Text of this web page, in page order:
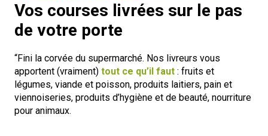
Vos courses livrées sur le pas
de votre porte
“Fini la corvée du supermarché. Nos livreurs vous
apportent (vraiment) tout ce qu’il faut : fruits et
légumes, viande et poisson, produits laitiers, pain et
viennoiseries, produits d’hygiène et de beauté, nourriture
pour animaux.